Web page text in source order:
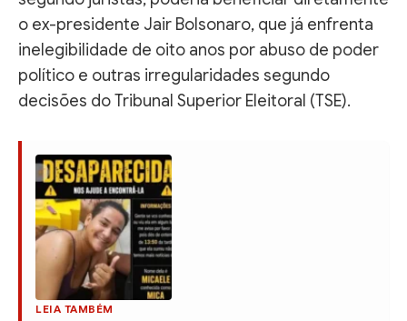
o ex-presidente Jair Bolsonaro, que já enfrenta
inelegibilidade de oito anos por abuso de poder
político e outras irregularidades segundo
decisões do Tribunal Superior Eleitoral (TSE).
LEIA TAMBÉM